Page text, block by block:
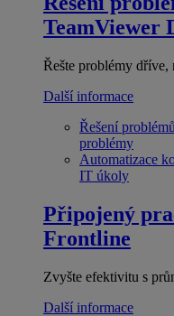
TeamViewer
Řešte problémy
Další informace
Řešení
problémy
Automatizace
IT úkoly
Připojený
Frontline
Zvyšte efektivitu s
Další informace